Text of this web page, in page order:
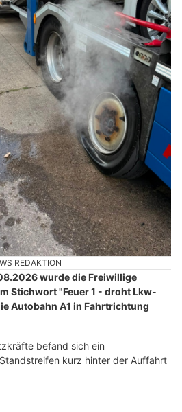
REDAKTION
wurde die Freiwillige
Stichwort "Feuer 1 - droht Lkw-
Autobahn A1 in Fahrtrichtung
befand sich ein
kurz hinter der Auffahrt